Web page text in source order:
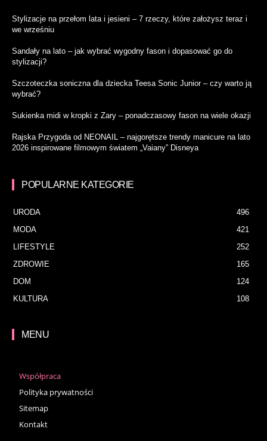
Stylizacje na przełom lata i jesieni – 7 rzeczy, które założysz teraz i
we wrześniu
Sandały na lato – jak wybrać wygodny fason i dopasować go do
stylizacji?
Szczoteczka soniczna dla dziecka Teesa Sonic Junior – czy warto ją
wybrać?
Sukienka midi w kropki z Zary – ponadczasowy fason na wiele okazji
Rajska Przygoda od NEONAIL – najgorętsze trendy manicure na lato
2026 inspirowane filmowym światem „Vaiany” Disneya
POPULARNE KATEGORIE
URODA
496
MODA
421
LIFESTYLE
252
ZDROWIE
165
DOM
124
KULTURA
108
MENU
Współpraca
Polityka prywatności
Sitemap
Kontakt